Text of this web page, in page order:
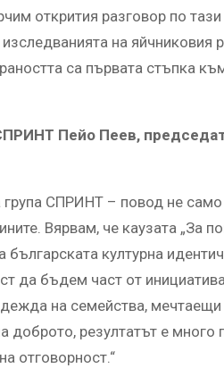
открития разговор по
на яйчниковия
са първата стъпка
Пейо Пеев,
СПРИНТ – повод не само
Вярвам, че каузата „За
културна
да бъдем част от
на семейства, мечтаещи
доброто, резултатът е много
отговорност.“